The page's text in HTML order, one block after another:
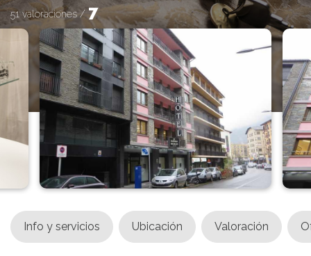
51 valoraciones /7
Info y servicios Ubicación Valoración